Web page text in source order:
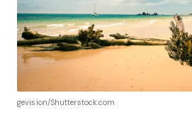
gevision/Shutterstock.com